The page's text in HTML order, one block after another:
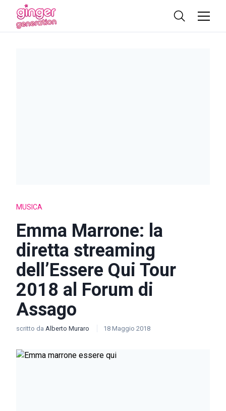
MUSICA
Emma Marrone: la
diretta streaming
dell’Essere Qui Tour
2018 al Forum di
Assago
scritto da Alberto Muraro 18 Maggio 2018